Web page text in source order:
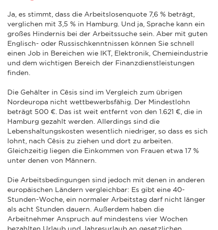
Ja, es stimmt, dass die Arbeitslosenquote 7,6 % beträgt,
verglichen mit 3,5 % in Hamburg. Und ja, Sprache kann ein
großes Hindernis bei der Arbeitssuche sein. Aber mit guten
Englisch- oder Russischkenntnissen können Sie schnell
einen Job in Bereichen wie IKT, Elektronik, Chemieindustrie
und dem wichtigen Bereich der Finanzdienstleistungen
finden.
Die Gehälter in Cēsis sind im Vergleich zum übrigen
Nordeuropa nicht wettbewerbsfähig. Der Mindestlohn
beträgt 500 €. Das ist weit entfernt von den 1.621 €, die in
Hamburg gezahlt werden. Allerdings sind die
Lebenshaltungskosten wesentlich niedriger, so dass es sich
lohnt, nach Cēsis zu ziehen und dort zu arbeiten.
Gleichzeitig liegen die Einkommen von Frauen etwa 17 %
unter denen von Männern.
Die Arbeitsbedingungen sind jedoch mit denen in anderen
europäischen Ländern vergleichbar: Es gibt eine 40-
Stunden-Woche, ein normaler Arbeitstag darf nicht länger
als acht Stunden dauern. Außerdem haben die
Arbeitnehmer Anspruch auf mindestens vier Wochen
bezahlten Urlaub und Jahresurlaub an gesetzlichen